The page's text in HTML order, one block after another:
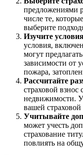
предложениями
числе те,
выберите
Изучите
условия,
могут
зависимости от
пожара,
Рассчитайте
страховой взнос
недвижимости.
вашей
Учитывайте
может учесть
страхование
повлиять на